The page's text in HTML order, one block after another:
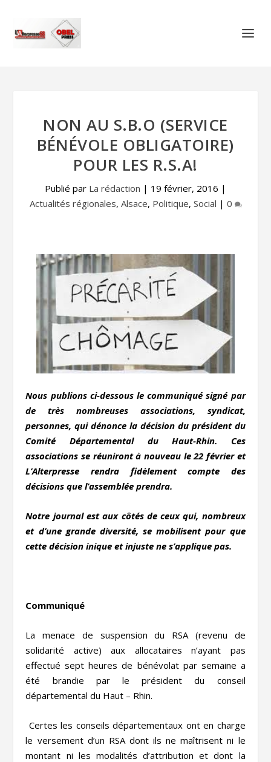
NON AU S.B.O (SERVICE
BÉNÉVOLE OBLIGATOIRE)
POUR LES R.S.A!
Publié par La rédaction | 19 février, 2016 |
Actualités régionales, Alsace, Politique, Social | 0
Nous publions ci-dessous le communiqué signé par
de très nombreuses associations, syndicat,
personnes, qui dénonce la décision du président du
Comité Départemental du Haut-Rhin. Ces
associations se réuniront à nouveau le 22 février et
L’Alterpresse rendra fidèlement compte des
décisions que l’assemblée prendra.
Notre journal est aux côtés de ceux qui, nombreux
et d’une grande diversité, se mobilisent pour que
cette décision inique et injuste ne s’applique pas.
Communiqué
La menace de suspension du RSA (revenu de
solidarité active) aux allocataires n’ayant pas
effectué sept heures de bénévolat par semaine a
été brandie par le président du conseil
départemental du Haut – Rhin.
Certes les conseils départementaux ont en charge
le versement d’un RSA dont ils ne maîtrisent ni le
montant ni les modalités d’attribution et dont la